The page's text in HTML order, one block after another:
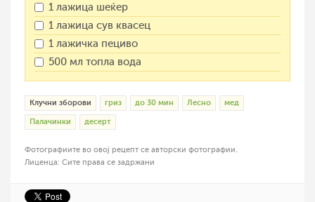
1 лажица шеќер
1 лажица сув квасец
1 лажичка пециво
500 мл топла вода
Клучни зборови гриз до 30 мин Лесно мед
Палачинки десерт
Фотографиите во овој рецепт се авторски фотографии.
Лиценца: Сите права се задржани